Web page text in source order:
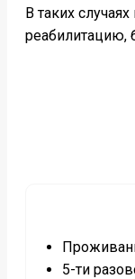
В таких
реабилитацию,
5-ти